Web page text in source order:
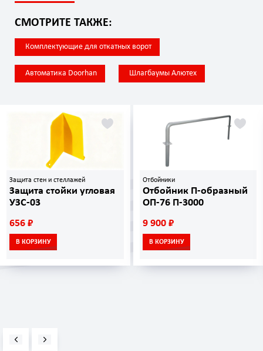
СМОТРИТЕ ТАКЖЕ:
Комплектующие для откатных ворот
Автоматика Doorhan Шлагбаумы Алютех
Защита стен и стеллажей
Защита стойки угловая
УЗС-03
656 ₽
В КОРЗИНУ
Отбойники
Отбойник П-образный
ОП-76 П-3000
9 900 ₽
В КОРЗИНУ